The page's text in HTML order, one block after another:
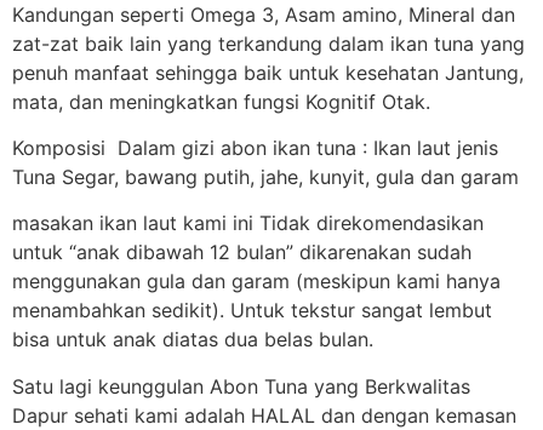
Kandungan seperti Omega 3, Asam amino, Mineral dan
zat-zat baik lain yang terkandung dalam ikan tuna yang
penuh manfaat sehingga baik untuk kesehatan Jantung,
mata, dan meningkatkan fungsi Kognitif Otak.
Komposisi Dalam gizi abon ikan tuna : Ikan laut jenis
Tuna Segar, bawang putih, jahe, kunyit, gula dan garam
masakan ikan laut kami ini Tidak direkomendasikan
untuk “anak dibawah 12 bulan” dikarenakan sudah
menggunakan gula dan garam (meskipun kami hanya
menambahkan sedikit). Untuk tekstur sangat lembut
bisa untuk anak diatas dua belas bulan.
Satu lagi keunggulan Abon Tuna yang Berkwalitas
Dapur sehati kami adalah HALAL dan dengan kemasan